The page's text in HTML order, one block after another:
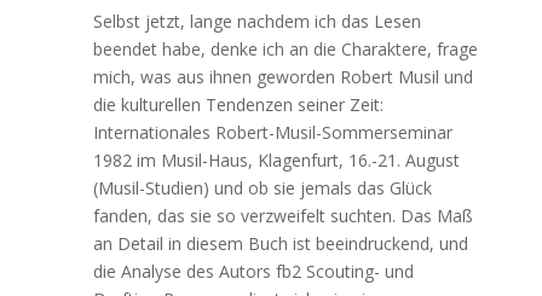
Selbst jetzt, lange nachdem ich das Lesen
beendet habe, denke ich an die Charaktere, frage
mich, was aus ihnen geworden Robert Musil und
die kulturellen Tendenzen seiner Zeit:
Internationales Robert-Musil-Sommerseminar
1982 im Musil-Haus, Klagenfurt, 16.-21. August
(Musil-Studien) und ob sie jemals das Glück
fanden, das sie so verzweifelt suchten. Das Maß
an Detail in diesem Buch ist beeindruckend, und
die Analyse des Autors fb2 Scouting- und